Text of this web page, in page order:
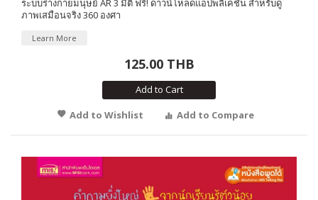
ระบบร่างกายมนุษย์ AR 3 มิติ ฟรี! ดาวน์โหลดแอปพลิเคชัน สำหรับดู
ภาพเสมือนจริง 360 องศา
Learn More
125.00 THB
Add to Cart
Add to Wishlist
Add to Compare